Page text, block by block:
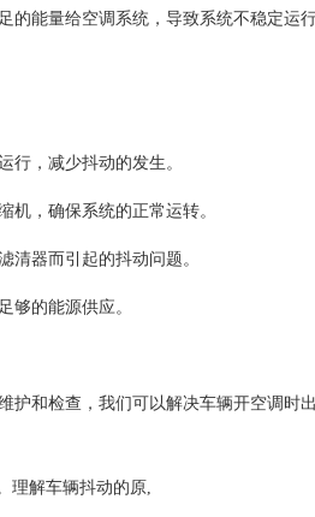
能量给空调系统，导致系统不稳定运行
行，减少抖动的发生。
机，确保系统的正常运转。
清器而引起的抖动问题。
够的能源供应。
和检查，我们可以解决车辆开空调时
理解车辆抖动的原,